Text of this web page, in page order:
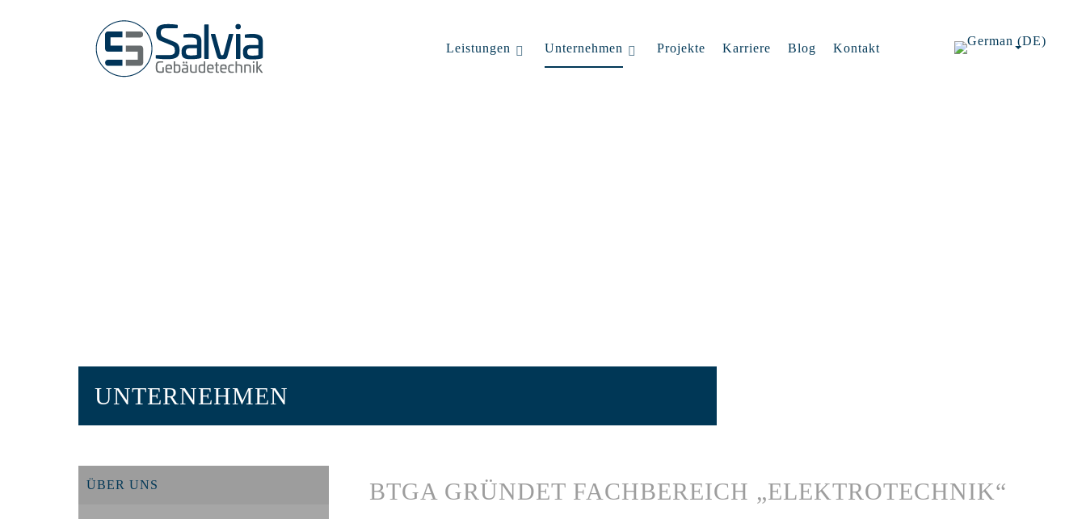
Leistungen Unternehmen Projekte Karriere Blog Kontakt
UNTERNEHMEN
ÜBER UNS BTGA GRÜNDET FACHBEREICH „ELEKTROTECHNIK“